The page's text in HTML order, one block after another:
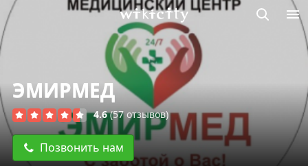
Викисити
ЭМИРМЕД
4.6 (57 отзывов)
Позвонить нам